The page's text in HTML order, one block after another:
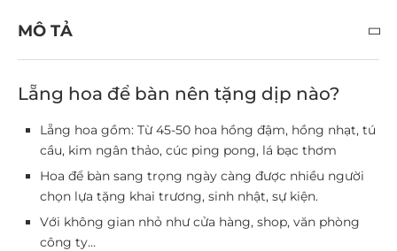
MÔ TẢ
Lẵng hoa để bàn nên tặng dịp nào?
Lẵng hoa gồm: Từ 45-50 hoa hồng đậm, hồng nhạt, tú
cầu, kim ngân thảo, cúc ping pong, lá bạc thơm
Hoa để bàn sang trọng ngày càng được nhiều người
chọn lựa tặng khai trương, sinh nhật, sự kiện.
Với không gian nhỏ như cửa hàng, shop, văn phòng
công ty…